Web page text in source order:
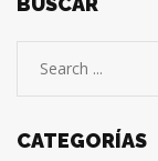
CATEGORÍAS